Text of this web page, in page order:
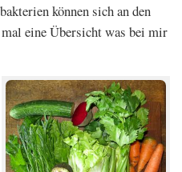
können sich an den
eine Übersicht was bei mir